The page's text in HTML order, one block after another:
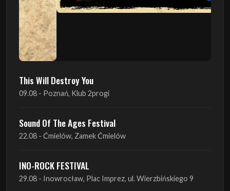
This Will Destroy You
09.08 - Poznań, Klub 2progi
Sound Of The Ages Festival
22.08 - Ćmielów, Zamek Ćmielów
INO-ROCK FESTIVAL
29.08 - Inowrocław, Plac Imprez, ul. Wierzbińskiego 9
ProgRockFest 2026